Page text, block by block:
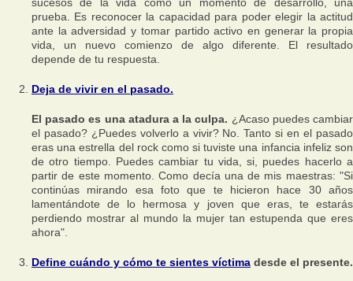
prueba. Es reconocer la capacidad para poder elegir la actitud
ante la adversidad y tomar partido activo en generar la propia
vida, un nuevo comienzo de algo diferente. El resultado
depende de tu respuesta.
Deja de vivir en el pasado.
El pasado es una atadura a la culpa. ¿Acaso puedes cambiar
el pasado? ¿Puedes volverlo a vivir? No. Tanto si en el pasado
eras una estrella del rock como si tuviste una infancia infeliz son
de otro tiempo. Puedes cambiar tu vida, si, puedes hacerlo a
partir de este momento. Como decía una de mis maestras: "Si
continúas mirando esa foto que te hicieron hace 30 años
lamentándote de lo hermosa y joven que eras, te estarás
perdiendo mostrar al mundo la mujer tan estupenda que eres
ahora".
Define cuándo y cómo te sientes víctima desde el presente.